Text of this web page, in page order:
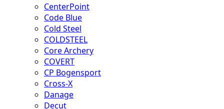
CenterPoint
Code Blue
Cold Steel
COLDSTEEL
Core Archery
COVERT
CP Bogensport
Cross-X
Danage
Decut